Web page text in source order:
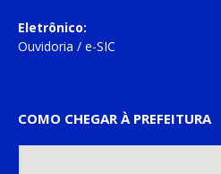
Eletrônico:
Ouvidoria / e-SIC
COMO CHEGAR À PREFEITURA